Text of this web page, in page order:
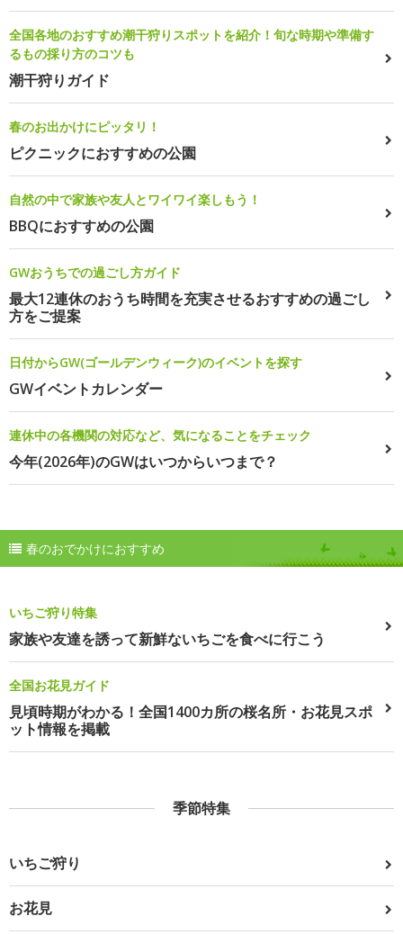
全国各地のおすすめ潮干狩りスポットを紹介！旬な時期や準備す
るもの採り方のコツも
潮干狩りガイド
春のお出かけにピッタリ！
ピクニックにおすすめの公園
自然の中で家族や友人とワイワイ楽しもう！
BBQにおすすめの公園
GWおうちでの過ごし方ガイド
最大12連休のおうち時間を充実させるおすすめの過ごし
方をご提案
日付からGW(ゴールデンウィーク)のイベントを探す
GWイベントカレンダー
連休中の各機関の対応など、気になることをチェック
今年(2026年)のGWはいつからいつまで？
春のおでかけにおすすめ
いちご狩り特集
家族や友達を誘って新鮮ないちごを食べに行こう
全国お花見ガイド
見頃時期がわかる！全国1400カ所の桜名所・お花見スポ
ット情報を掲載
季節特集
いちご狩り
お花見